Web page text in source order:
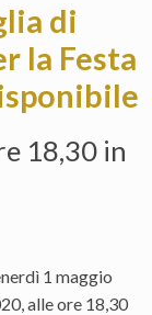
di
la Festa
18,30 in
1 maggio
alle ore 18,30